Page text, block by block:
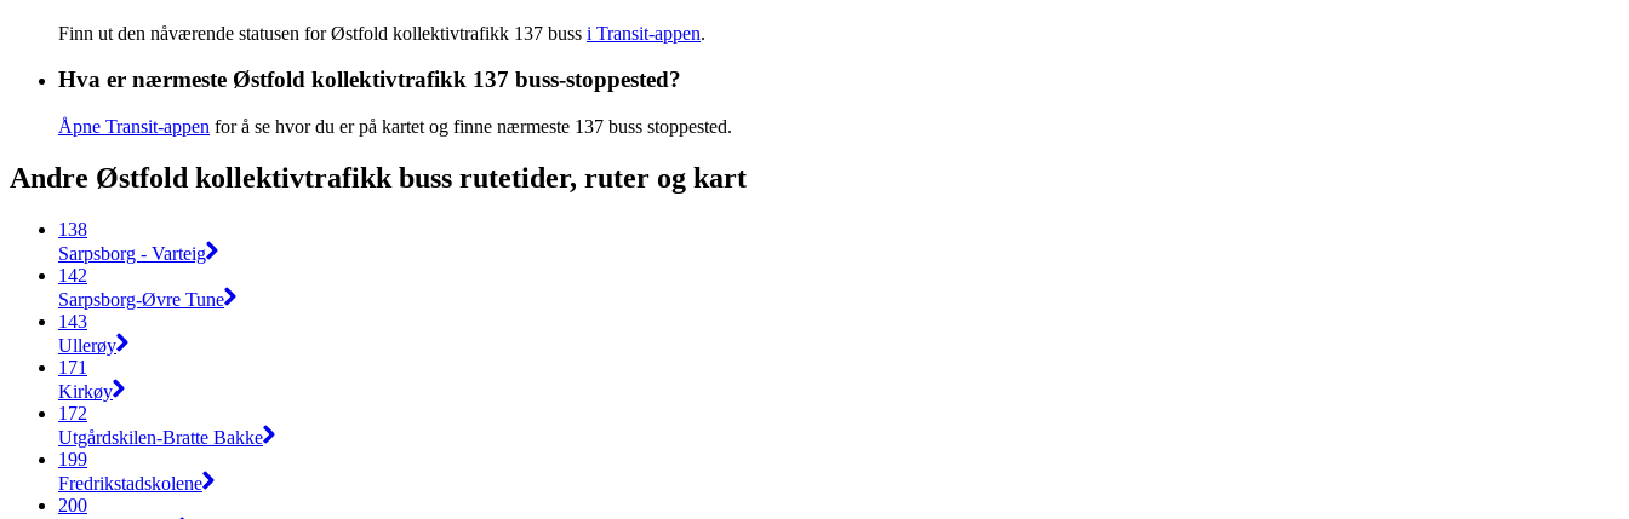
Finn ut den nåværende statusen for Østfold kollektivtrafikk 137 buss i Transit-appen.
Hva er nærmeste Østfold kollektivtrafikk 137 buss-stoppested?
Åpne Transit-appen for å se hvor du er på kartet og finne nærmeste 137 buss stoppested.
Andre Østfold kollektivtrafikk buss rutetider, ruter og kart
138
Sarpsborg - Varteig
142
Sarpsborg-Øvre Tune
143
Ullerøy
171
Kirkøy
172
Utgårdskilen-Bratte Bakke
199
Fredrikstadskolene
200